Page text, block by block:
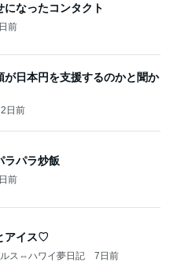
なったコンタクト
前
が日本円を支援するのかと聞か
2日前
ラパラ炒飯
前
アイス♡
ス⇔ハワイ夢日記 7日前